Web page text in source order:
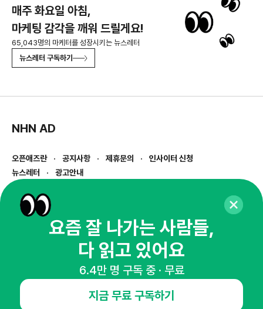
매주 화요일 아침,
마케팅 감각을 깨워 드릴게요!
65,043명의 마케터를 성장시키는 뉴스레터
뉴스레터 구독하기
NHN AD
오픈애즈란 공지사항 제휴문의
인사이터 신청
뉴스레터
광고안내
경기도 성남시 분당구 대왕판교로645번길 16
사업자등록번호 : 144-81-27690(
통신판매업신고번호 : 2014-경기성남-1023
호스팅서비스사업자 : 오픈애즈
1800-2198
openads@openads.co.kr
요즘 잘 나가는 사람들,
다 읽고 있어요
6.4만 명 구독 중 · 무료
지금 무료 구독하기